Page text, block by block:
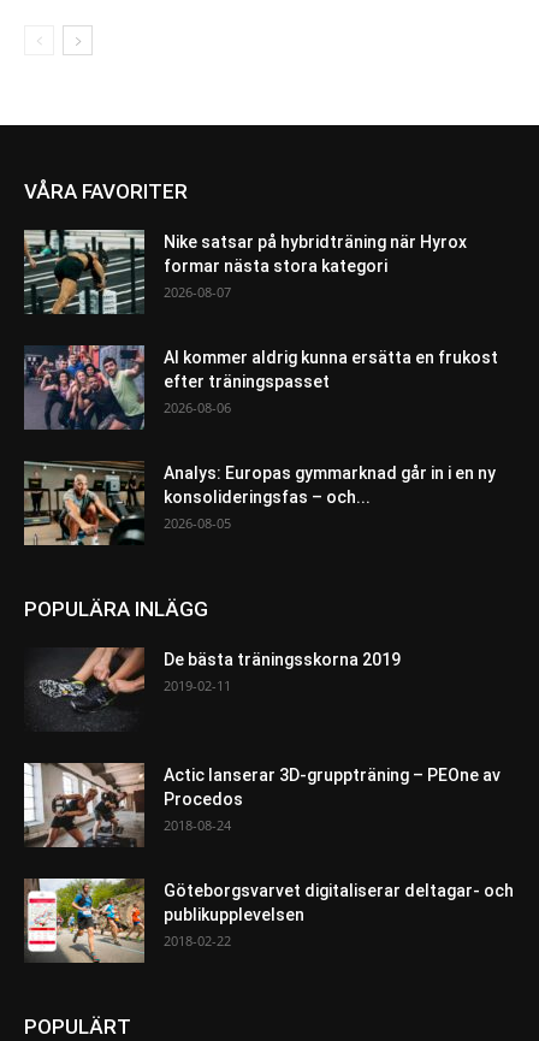
VÅRA FAVORITER
Nike satsar på hybridträning när Hyrox
formar nästa stora kategori
2026-08-07
AI kommer aldrig kunna ersätta en frukost
efter träningspasset
2026-08-06
Analys: Europas gymmarknad går in i en ny
konsolideringsfas – och...
2026-08-05
POPULÄRA INLÄGG
De bästa träningsskorna 2019
2019-02-11
Actic lanserar 3D-gruppträning – PEOne av
Procedos
2018-08-24
Göteborgsvarvet digitaliserar deltagar- och
publikupplevelsen
2018-02-22
POPULÄRT